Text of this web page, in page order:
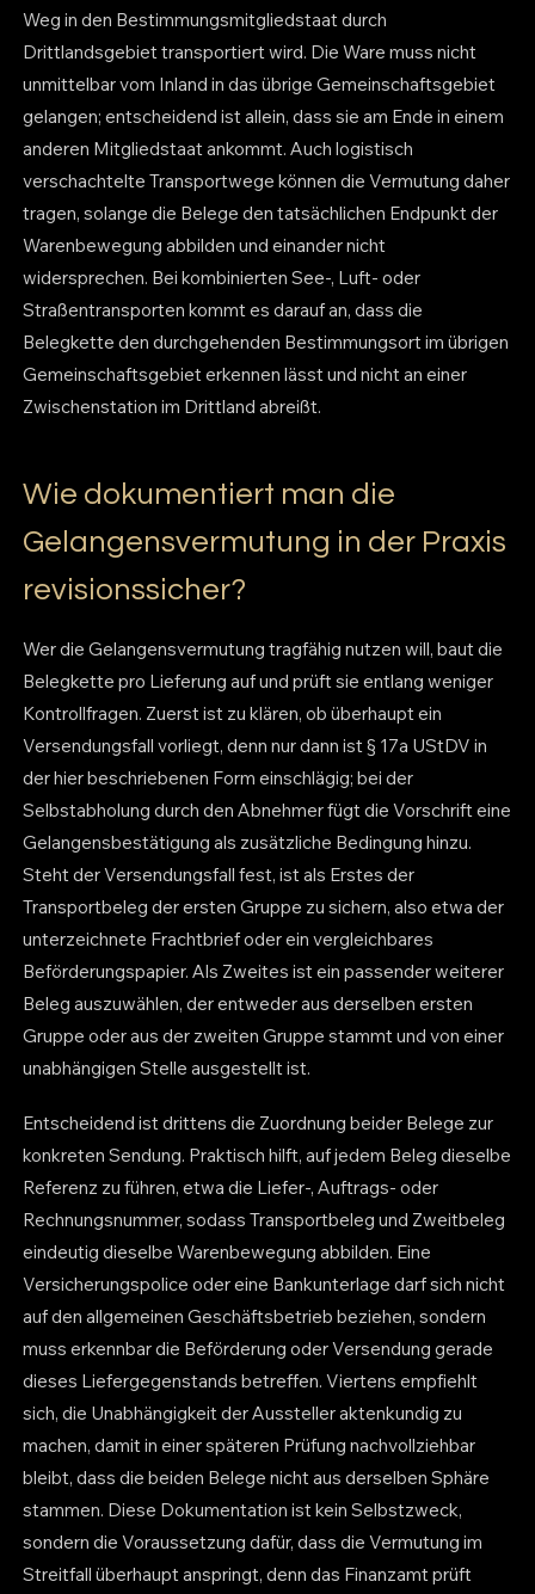
Weg in den Bestimmungsmitgliedstaat durch
Drittlandsgebiet transportiert wird. Die Ware muss nicht
unmittelbar vom Inland in das übrige Gemeinschaftsgebiet
gelangen; entscheidend ist allein, dass sie am Ende in einem
anderen Mitgliedstaat ankommt. Auch logistisch
verschachtelte Transportwege können die Vermutung daher
tragen, solange die Belege den tatsächlichen Endpunkt der
Warenbewegung abbilden und einander nicht
widersprechen. Bei kombinierten See-, Luft- oder
Straßentransporten kommt es darauf an, dass die
Belegkette den durchgehenden Bestimmungsort im übrigen
Gemeinschaftsgebiet erkennen lässt und nicht an einer
Zwischenstation im Drittland abreißt.
Wie dokumentiert man die
Gelangensvermutung in der Praxis
revisionssicher?
Wer die Gelangensvermutung tragfähig nutzen will, baut die
Belegkette pro Lieferung auf und prüft sie entlang weniger
Kontrollfragen. Zuerst ist zu klären, ob überhaupt ein
Versendungsfall vorliegt, denn nur dann ist § 17a UStDV in
der hier beschriebenen Form einschlägig; bei der
Selbstabholung durch den Abnehmer fügt die Vorschrift eine
Gelangensbestätigung als zusätzliche Bedingung hinzu.
Steht der Versendungsfall fest, ist als Erstes der
Transportbeleg der ersten Gruppe zu sichern, also etwa der
unterzeichnete Frachtbrief oder ein vergleichbares
Beförderungspapier. Als Zweites ist ein passender weiterer
Beleg auszuwählen, der entweder aus derselben ersten
Gruppe oder aus der zweiten Gruppe stammt und von einer
unabhängigen Stelle ausgestellt ist.
Entscheidend ist drittens die Zuordnung beider Belege zur
konkreten Sendung. Praktisch hilft, auf jedem Beleg dieselbe
Referenz zu führen, etwa die Liefer-, Auftrags- oder
Rechnungsnummer, sodass Transportbeleg und Zweitbeleg
eindeutig dieselbe Warenbewegung abbilden. Eine
Versicherungspolice oder eine Bankunterlage darf sich nicht
auf den allgemeinen Geschäftsbetrieb beziehen, sondern
muss erkennbar die Beförderung oder Versendung gerade
dieses Liefergegenstands betreffen. Viertens empfiehlt
sich, die Unabhängigkeit der Aussteller aktenkundig zu
machen, damit in einer späteren Prüfung nachvollziehbar
bleibt, dass die beiden Belege nicht aus derselben Sphäre
stammen. Diese Dokumentation ist kein Selbstzweck,
sondern die Voraussetzung dafür, dass die Vermutung im
Streitfall überhaupt anspringt, denn das Finanzamt prüft